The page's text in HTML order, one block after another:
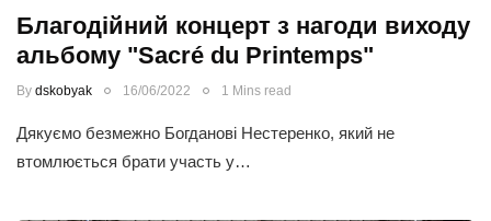
Благодійний концерт з нагоди виходу
альбому "Sacré du Printemps"
By dskobyak 16/06/2022 1 Mins read
Дякуємо безмежно Богданові Нестеренко, який не
втомлюється брати участь у…